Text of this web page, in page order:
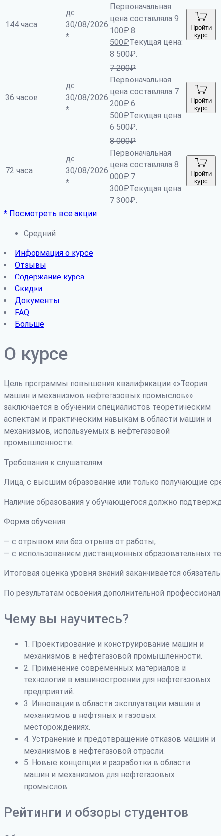
144 часа
до
30/08/2026
*
Первоначальная
цена составляла 9
100₽.8
500₽Текущая цена:
8 500₽.
Пройти
курс
36 часов
до
30/08/2026
*
7 200₽
Первоначальная
цена составляла 7
200₽.6
500₽Текущая цена:
6 500₽.
Пройти
курс
72 часа
до
30/08/2026
*
8 000₽
Первоначальная
цена составляла 8
000₽.7
300₽Текущая цена:
7 300₽.
Пройти
курс
* Посмотреть все акции
Средний
Информация о курсе
Отзывы
Содержание курса
Скидки
Документы
FAQ
Больше
О курсе
Цель программы повышения квалификации «»Теория
машин и механизмов нефтегазовых промыслов»»
заключается в обучении специалистов теоретическим
аспектам и практическим навыкам в области машин и
механизмов, используемых в нефтегазовой
промышленности.
Требования к слушателям:
Лица, с высшим образование или только получающие
Наличие образования у обучающегося должно
Форма обучения:
— с отрывом или без отрыва от работы;
— с использованием дистанционных образовательных
Итоговая оценка уровня знаний заканчивается
По результатам освоения дополнительной
Чему вы научитесь?
1. Проектирование и конструирование машин и
механизмов в нефтегазовой промышленности.
2. Применение современных материалов и
технологий в машиностроении для нефтегазовых
предприятий.
3. Инновации в области эксплуатации машин и
механизмов в нефтяных и газовых
месторождениях.
4. Устранение и предотвращение отказов машин и
механизмов в нефтегазовой отрасли.
5. Новые концепции и разработки в области
машин и механизмов для нефтегазовых
промыслов.
Рейтинги и обзоры студентов